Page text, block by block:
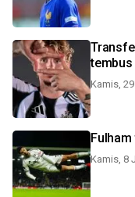
tembus
Kamis,
Fulham
Kamis, 8